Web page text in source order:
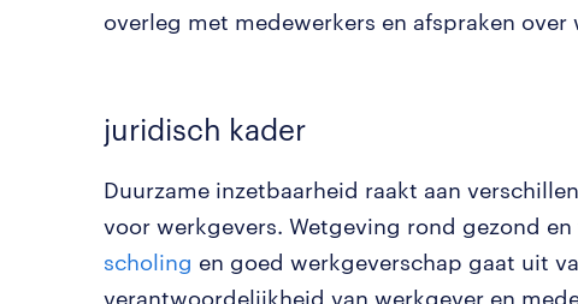
overleg met medewerkers en afspraken
juridisch kader
Duurzame inzetbaarheid raakt aan
voor werkgevers. Wetgeving rond gezond
scholing en goed werkgeverschap gaat uit
verantwoordelijkheid van werkgever en